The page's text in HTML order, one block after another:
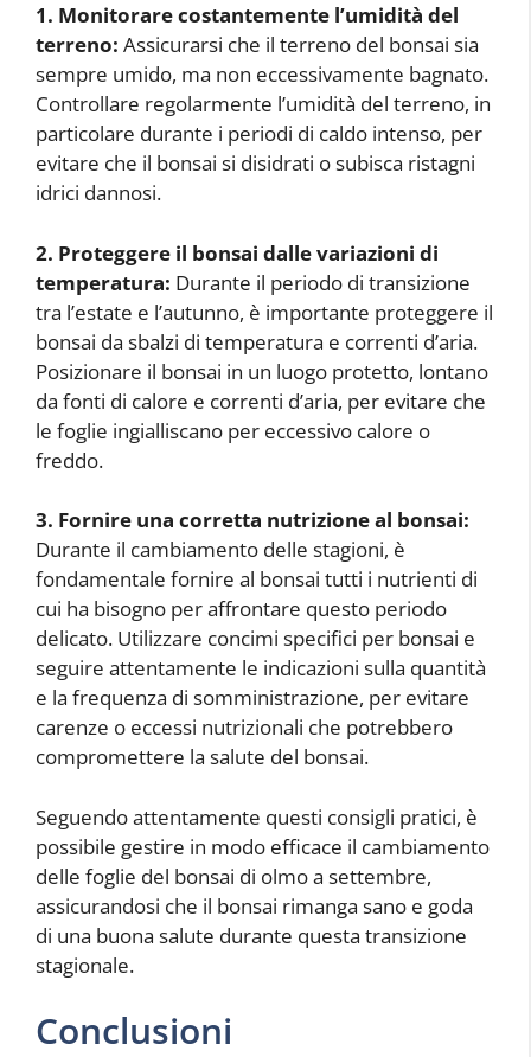
1. Monitorare costantemente l’umidità del
terreno: Assicurarsi che il terreno del bonsai sia
sempre umido, ma non eccessivamente bagnato.
Controllare regolarmente l’umidità del terreno, in
particolare durante i periodi di caldo intenso, per
evitare che il bonsai si disidrati o subisca ristagni
idrici dannosi.
2. Proteggere il bonsai dalle variazioni di
temperatura: Durante il periodo di transizione
tra l’estate e l’autunno, è importante proteggere il
bonsai da sbalzi di temperatura e correnti d’aria.
Posizionare il bonsai in un luogo protetto, lontano
da fonti di calore e correnti d’aria, per evitare che
le foglie ingialliscano per eccessivo calore o
freddo.
3. Fornire una corretta nutrizione al bonsai:
Durante il cambiamento delle stagioni, è
fondamentale fornire al bonsai tutti i nutrienti di
cui ha bisogno per affrontare questo periodo
delicato. Utilizzare concimi specifici per bonsai e
seguire attentamente le indicazioni sulla quantità
e la frequenza di somministrazione, per evitare
carenze o eccessi nutrizionali che potrebbero
compromettere la salute del bonsai.
Seguendo attentamente questi consigli pratici, è
possibile gestire in modo efficace il cambiamento
delle foglie del bonsai di olmo a settembre,
assicurandosi che il bonsai rimanga sano e goda
di una buona salute durante questa transizione
stagionale.
Conclusioni